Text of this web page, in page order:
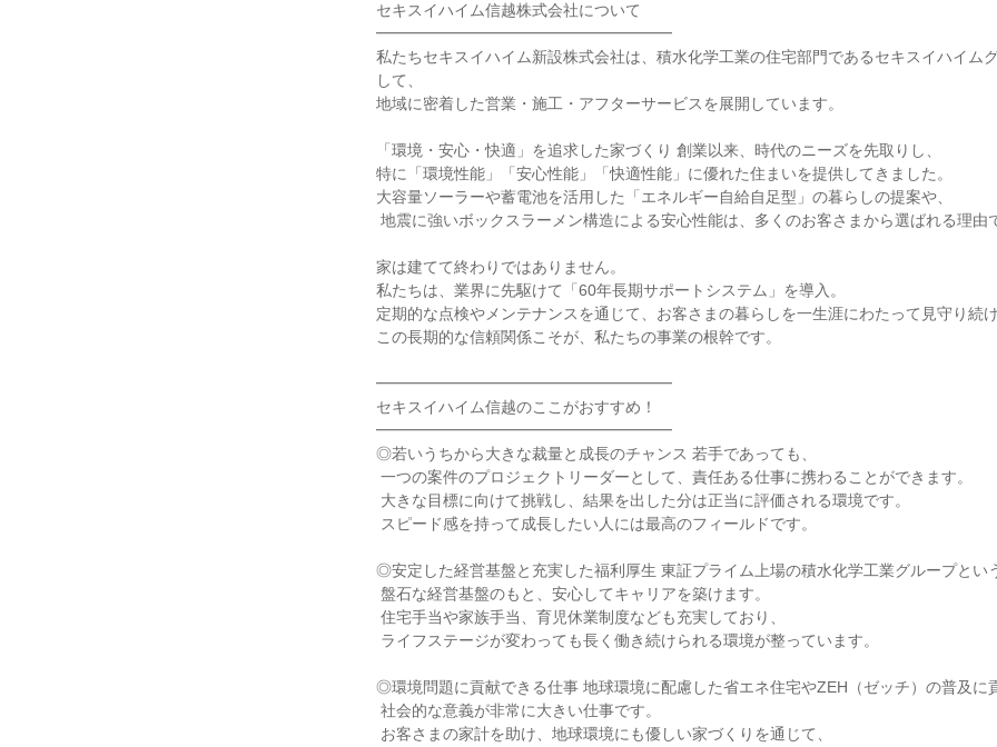
セキスイハイム信越株式会社について
━━━━━━━━━━━━━━━━━━━
私たちセキスイハイム新設株式会社は、積水化学工業の住宅部門であるセキスイハイム
して、
地域に密着した営業・施工・アフターサービスを展開しています。
「環境・安心・快適」を追求した家づくり 創業以来、時代のニーズを先取りし、
特に「環境性能」「安心性能」「快適性能」に優れた住まいを提供してきました。
大容量ソーラーや蓄電池を活用した「エネルギー自給自足型」の暮らしの提案や、
家は建てて終わりではありません。
私たちは、業界に先駆けて「60年長期サポートシステム」を導入。
定期的な点検やメンテナンスを通じて、お客さまの暮らしを一生涯にわたって見守り続け
この長期的な信頼関係こそが、私たちの事業の根幹です。
━━━━━━━━━━━━━━━━━━━
セキスイハイム信越のここがおすすめ！
━━━━━━━━━━━━━━━━━━━
◎若いうちから大きな裁量と成長のチャンス 若手であっても、
◎安定した経営基盤と充実した福利厚生 東証プライム上場の積水化学工業グループとい
◎環境問題に貢献できる仕事 地球環境に配慮した省エネ住宅やZEH（ゼッチ）の普及に